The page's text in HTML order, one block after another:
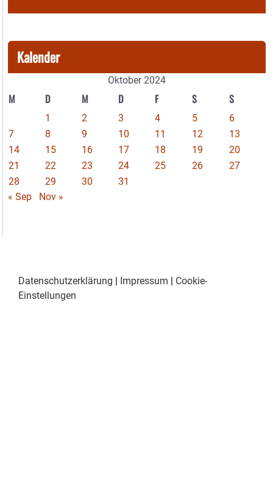
Kalender
Oktober 2024
M D M D F S S
1 2 3 4 5
6
7
8 9 10 11 12
13
14
15 16 17 18 19
20
21
22 23 24 25 26
27
28
29 30
31
« Sep
Nov »
Datenschutzerklärung | Impressum | Cookie-
Einstellungen